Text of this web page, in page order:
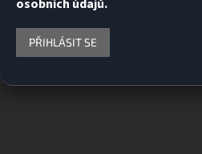
osobních údajů.
PŘIHLÁSIT SE